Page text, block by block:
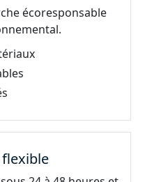
écoresponsable